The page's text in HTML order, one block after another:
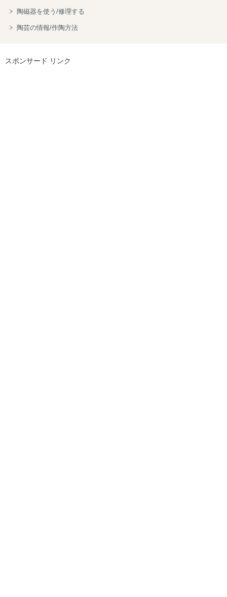
陶磁器を使う/修理する
陶芸の情報/作陶方法
スポンサード リンク